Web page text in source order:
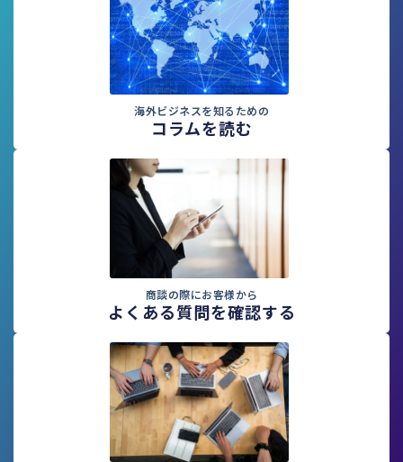
海外ビジネスを知るための
コラムを読む
商談の際にお客様から
よくある質問を確認する